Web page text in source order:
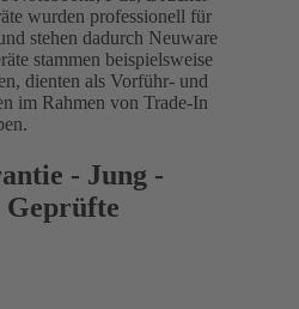
wurden professionell für
stehen dadurch Neuware
stammen beispielsweise
dienten als Vorführ- und
im Rahmen von Trade-In
- Jung -